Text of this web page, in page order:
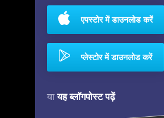
एपस्टोर में डाउनलोड करें
प्लेस्टोर में डाउनलोड करें
यायह ब्लॉगपोस्ट पढ़ें